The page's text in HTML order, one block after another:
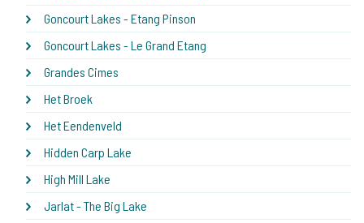
Goncourt Lakes - Etang Pinson
Goncourt Lakes - Le Grand Etang
Grandes Cimes
Het Broek
Het Eendenveld
Hidden Carp Lake
High Mill Lake
Jarlat - The Big Lake